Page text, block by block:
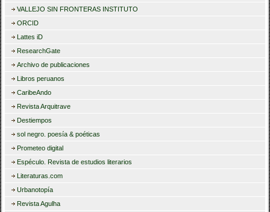
VALLEJO SIN FRONTERAS INSTITUTO
ORCID
Lattes iD
ResearchGate
Archivo de publicaciones
Libros peruanos
CaribeAndo
Revista Arquitrave
Destiempos
sol negro. poesía & poéticas
Prometeo digital
Espéculo. Revista de estudios literarios
Literaturas.com
Urbanotopía
Revista Agulha